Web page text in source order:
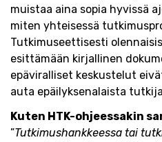
muistaa aina sopia hyvissä
miten yhteisessä
Tutkimuseettisesti
esittämään kirjallinen
epäviralliset keskustelut
auta epäilyksenalaista
Kuten HTK-ohjeessakin
”Tutkimushankkeessa tai